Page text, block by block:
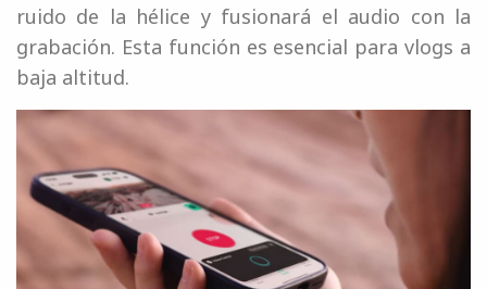
ruido de la hélice y fusionará el audio con la
grabación. Esta función es esencial para vlogs a
baja altitud.